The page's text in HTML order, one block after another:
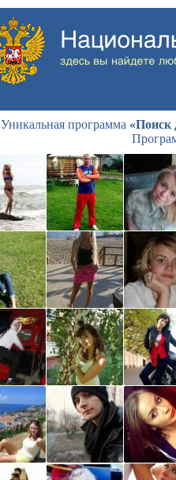
Уникальная программа «Поиск